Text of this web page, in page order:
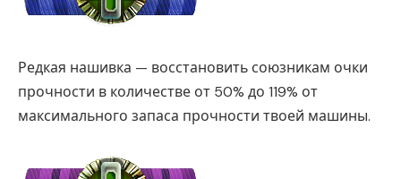
Редкая нашивка — восстановить союзникам очки
прочности в количестве от 50% до 119% от
максимального запаса прочности твоей машины.